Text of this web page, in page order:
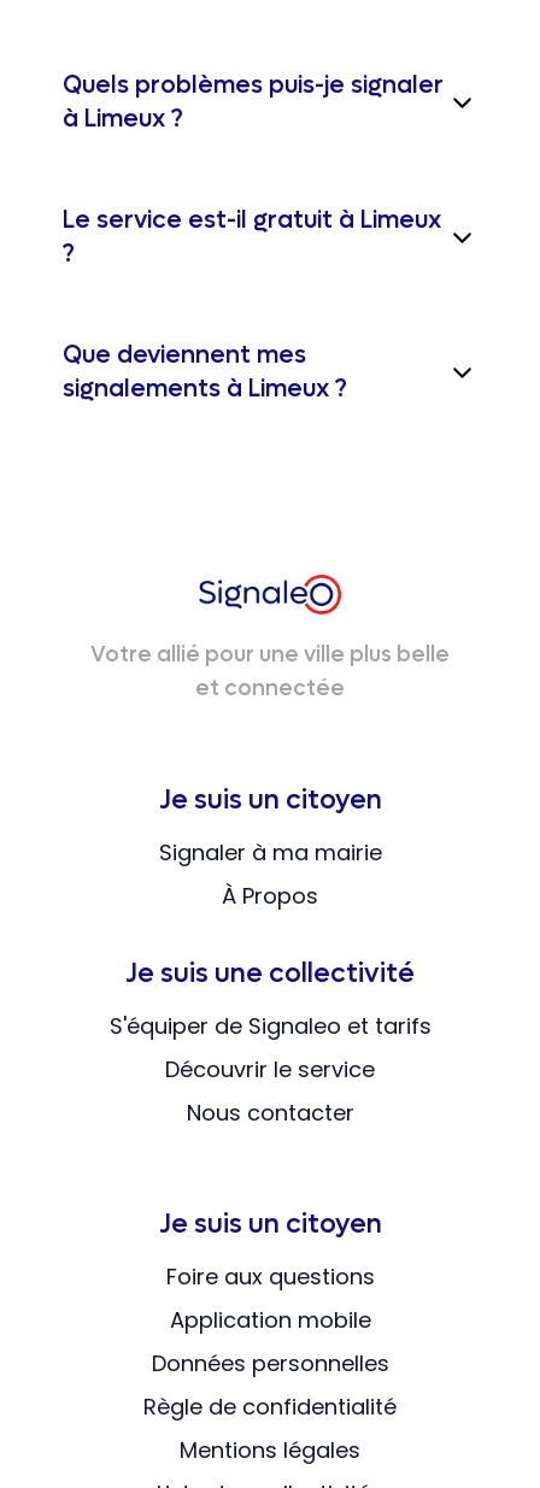
Quels problèmes puis-je signaler
à Limeux ?
Le service est-il gratuit à Limeux
?
Que deviennent mes
signalements à Limeux ?
Votre allié pour une ville plus belle
et connectée
Je suis un citoyen
Signaler à ma mairie
À Propos
Je suis une collectivité
S'équiper de Signaleo et tarifs
Découvrir le service
Nous contacter
Je suis un citoyen
Foire aux questions
Application mobile
Données personnelles
Règle de confidentialité
Mentions légales